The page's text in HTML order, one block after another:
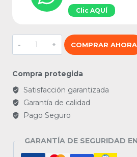
Clic AQUÍ
doble
cantidad
COMPRAR AHORA
Compra protegida
Satisfacción garantizada
Garantía de calidad
Pago Seguro
GARANTÍA DE SEGURIDAD